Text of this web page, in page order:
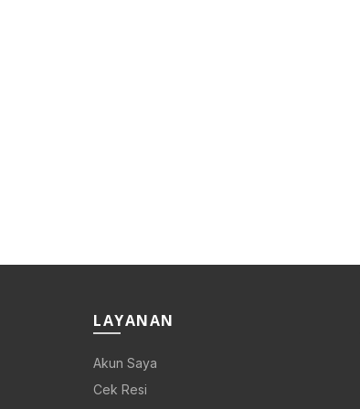
LAYANAN
Akun Saya
Cek Resi